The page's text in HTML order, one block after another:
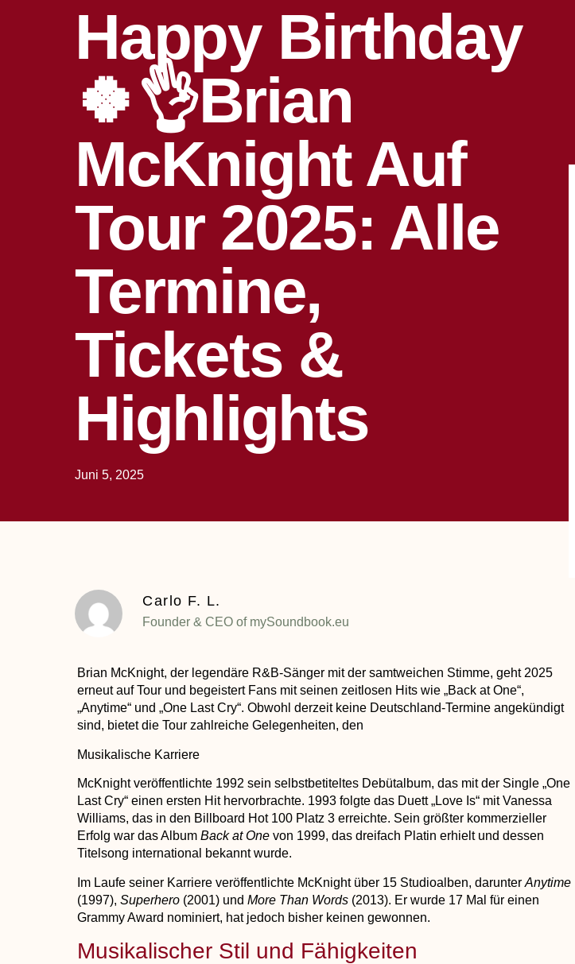
Happy Birthday
🍀👌Brian
McKnight Auf
Tour 2025: Alle
Termine,
Tickets &
Highlights
Juni 5, 2025
Carlo F. L.
Founder & CEO of mySoundbook.eu
Brian McKnight, der legendäre R&B-Sänger mit der samtweichen Stimme, geht 2025
erneut auf Tour und begeistert Fans mit seinen zeitlosen Hits wie „Back at One“,
„Anytime“ und „One Last Cry“. Obwohl derzeit keine Deutschland-Termine angekündigt
sind, bietet die Tour zahlreiche Gelegenheiten, den
Musikalische Karriere
McKnight veröffentlichte 1992 sein selbstbetiteltes Debütalbum, das mit der Single „One
Last Cry“ einen ersten Hit hervorbrachte. 1993 folgte das Duett „Love Is“ mit Vanessa
Williams, das in den Billboard Hot 100 Platz 3 erreichte. Sein größter kommerzieller
Erfolg war das Album Back at Onevon 1999, das dreifach Platin erhielt und dessen
Titelsong international bekannt wurde.
Im Laufe seiner Karriere veröffentlichte McKnight über 15 Studioalben, darunter Anytime
(1997), Superhero(2001) und More Than Words(2013). Er wurde 17 Mal für einen
Grammy Award nominiert, hat jedoch bisher keinen gewonnen.
Musikalischer Stil und Fähigkeiten